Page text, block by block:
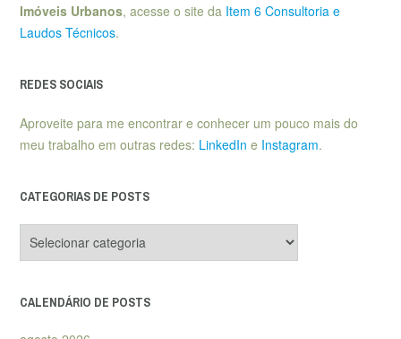
Imóveis Urbanos, acesse o site da Item 6 Consultoria e
Laudos Técnicos.
REDES SOCIAIS
Aproveite para me encontrar e conhecer um pouco mais do
meu trabalho em outras redes: LinkedIn e Instagram.
CATEGORIAS DE POSTS
de
CALENDÁRIO DE POSTS